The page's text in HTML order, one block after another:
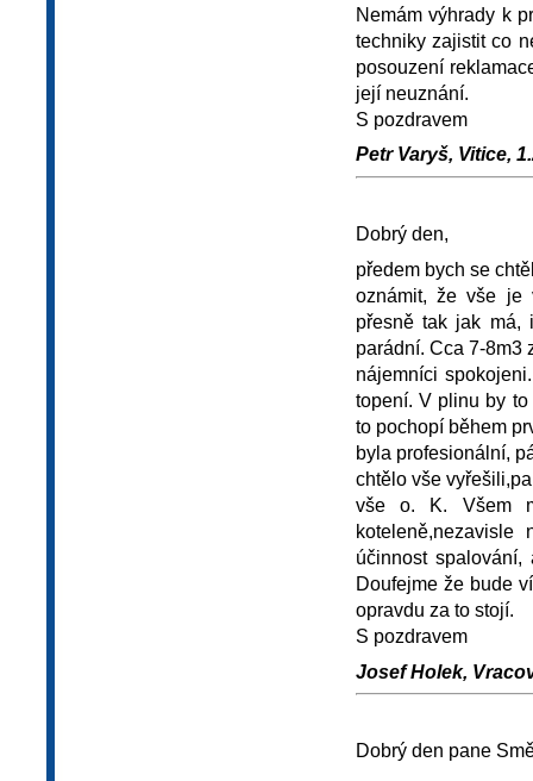
Nemám výhrady k
techniky zajistit co
posouzení
její neuznání.
S pozdravem
Petr Varyš, Vitice,
Dobrý den,
předem bych se
oznámit, že vše je
přesně tak jak má,
parádní. Cca 7-8m3
nájemníci
topení. V plinu by
to pochopí během
byla profesionální,
chtělo vše
vše o. K. Všem
účinnost
Doufejme že bude
opravdu za to stojí.
S pozdravem
Josef Holek,
Dobrý den pane